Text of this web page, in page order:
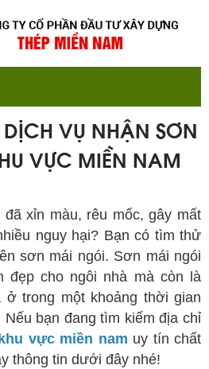
VỤ NHẬN SƠN
VỰC MIỀN NAM
xỉn màu, rêu mốc, gây mất
nguy hại? Bạn có tìm thử
sơn mái ngói. Sơn mái ngói
đẹp cho ngôi nhà mà còn là
ở trong một khoảng thời gian
bạn đang tìm kiếm địa chỉ
vực miền nam uy tín chất
thông tin dưới đây nhé!